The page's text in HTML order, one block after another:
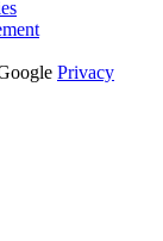
Privacy